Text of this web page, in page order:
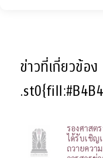
ข่าวที่เกี่ยวข้อง
รองศาสต
ได้รับเชิญ
ถวายควา